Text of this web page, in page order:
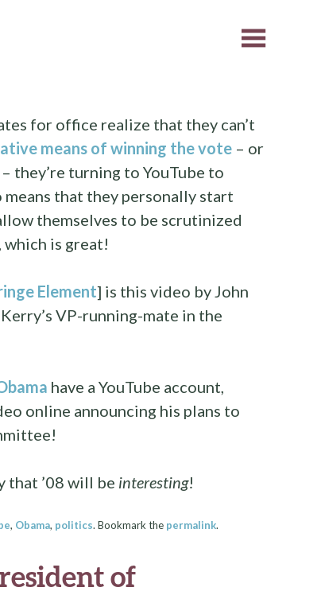
for office realize that they can’t
means of winning the vote– or
they’re turning to YouTube to
means that they personally start
themselves to be scrutinized
is great!
Element] is this video by John
VP-running-mate in the
have a YouTube account,
online announcing his plans to
that ’08 will be interesting!
, Obama, politics. Bookmark the permalink.
of